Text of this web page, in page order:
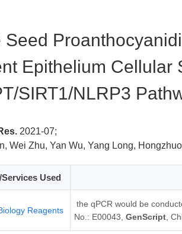
Seed
Epithelium Cellular
SIRT1/NLRP3
2021-07;
Wei Zhu, Yan Wu, Yang Long,
Used
Reagents
the qPCR would be
No.: E00043, GenScript ,